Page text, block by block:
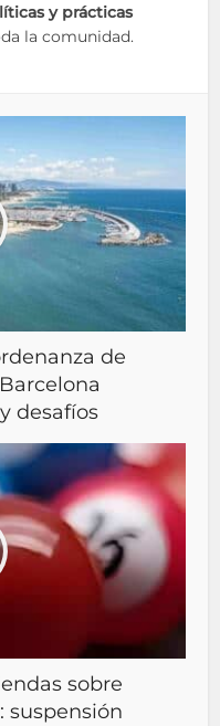
y prácticas
la comunidad.
de
desafíos
sobre
suspensión